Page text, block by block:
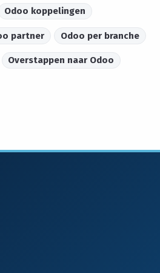
Odoo koppelingen
partner Odoo per branche
Overstappen naar Odoo